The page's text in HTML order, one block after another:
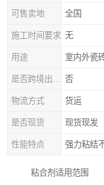
可售卖地 全国
施工时间要求 无
用途 室内外瓷
否
物流方式 货运
是否现货 现货现发
性能特点 强力粘结
粘合剂适用范围